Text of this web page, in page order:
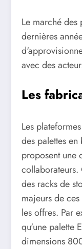
Le marché des
dernières
avec des
Les
Les
des palettes
proposent une
collaborateurs.
des racks de
majeurs de
les offres. Par
qu'une palette
dimensions